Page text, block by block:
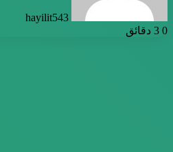
hayilit543
0